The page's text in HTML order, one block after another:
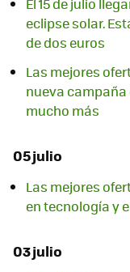
eclipse solar.
de dos euros
Las mejores
nueva campaña
mucho más
05 julio
Las mejores
en tecnología y
03 julio